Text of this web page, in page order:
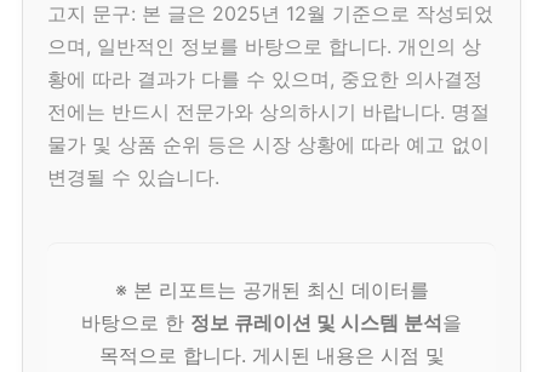
고지 문구: 본 글은 2025년 12월 기준으로 작성되었
으며, 일반적인 정보를 바탕으로 합니다. 개인의 상
황에 따라 결과가 다를 수 있으며, 중요한 의사결정
전에는 반드시 전문가와 상의하시기 바랍니다. 명절
물가 및 상품 순위 등은 시장 상황에 따라 예고 없이
변경될 수 있습니다.
※ 본 리포트는 공개된 최신 데이터를
바탕으로 한 정보 큐레이션 및 시스템 분석을
목적으로 합니다. 게시된 내용은 시점 및